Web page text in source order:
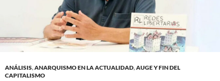
ANÁLISIS,ANARQUISMO EN LA ACTUALIDAD,AUGE Y FIN DEL
CAPITALISMO